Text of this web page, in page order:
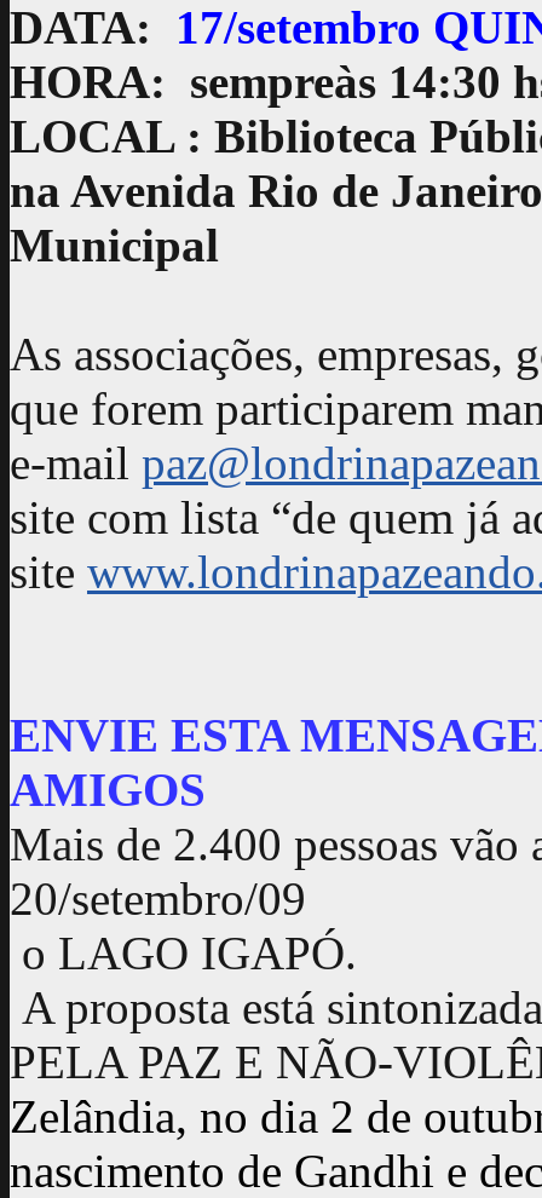
DATA:
17/setembro
HORA: sempreàs 14:30
LOCAL : Biblioteca
na Avenida Rio de
Municipal
As associações, empresas,
que forem participarem
e-mail
site com lista “de quem já
site
ENVIE ESTA
AMIGOS
Mais de 2.400 pessoas
20/setembro/09
o LAGO IGAPÓ.
A proposta está
PELA PAZ E NÃO-
Zelândia, no dia 2 de
nascimento de Gandhi e